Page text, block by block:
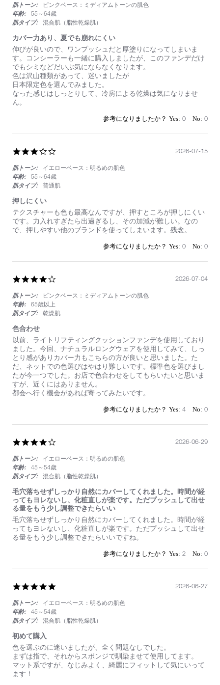
rating
肌トーン:
ピンクベース：ミディアムトーンの肌色
年齢:
55～64歳
肌タイプ:
混合肌（脂性乾燥肌）
カバー力あり、夏でも崩れにくい
Review
by
on
31
Jul
2026
review
stating
カ
バ
ー
力
あ
り、
も
れ
に
く
い
伸びが良いので、ワンプッシュだと厚塗りになってしまいま
す。コンシーラーも一緒に購入しましたが、このファンデだけ
でもシミなどだいぶ気にならなくなります。
色は沢山種類があって、迷いましたが
日本限定色を選んでみました。
なった感じはしっとりして、冷房による乾燥は気になりませ
ん。
0 0
rating
肌トーン:
イエローベース：明るめの肌色
年齢:
55～64歳
肌タイプ:
普通肌
押しにくい
Review
by
on
review
stating
押
い
テクスチャーも色も最高なんですが、押すところが押しにくい
です。力入れすぎたら出過ぎるし、その加減が難しい。なの
で、押しやすい他のブランドを使ってしまいます。残念。
2026-07-15
0 0
rating
肌トーン:
ピンクベース：ミディアムトーンの肌色
年齢:
65歳以上
肌タイプ:
乾燥肌
色合わせ
Review
by
on
4
Jul
2026
review
stating
色
合
わ
せ
以前、ライトリフティングクッションファンデを使用しており
ました。今回、ナチュラルロングウェアを使用してみて、しっ
とり感がありカバー力もこちらの方が良いと思いました。た
だ、ネットでの色選びはやはり難しいです。標準色を選びまし
たが今一つでした。お店で色合わせをしてもらいたいと思いま
すが、近くにはありません。
都会へ行く機会があれば寄ってみたいです。
2026-07-04
4 0
rating
肌トーン:
イエローベース：明るめの肌色
年齢:
45～54歳
肌タイプ:
混合肌（脂性乾燥肌）
毛穴落ちせずしっかり自然にカバーしてくれました。時間が経
ってもヨレないし、化粧直しが楽です。ただプッシュして出せ
る量をもう少し調整できたらいい
Review
by
on
review
stating
毛
せ
し
か
り
自
に
カ
バ
ー
し
て
毛穴落ちせずしっかり自然にカバーしてくれました。時間が経
ってもヨレないし、化粧直しが楽です。ただプッシュして出せ
る量をもう少し調整できたらいいですね。
2026-06-29
2 0
rating
肌トーン:
イエローベース：明るめの肌色
年齢:
45～54歳
肌タイプ:
混合肌（脂性乾燥肌）
初めて購入
Review
by
on
27
Jun
review
stating
初
め
て
色を選ぶのに迷いましたが、全く問題なしでした。
まずは指で、それからスポンジで馴染ませて使用してます。
マット系ですが、なじみよく、綺麗にフィットして気にいって
ます！
2026-06-27